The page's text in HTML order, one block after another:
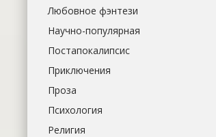
Любовное фэнтези
Научно-популярная
Постапокалипсис
Приключения
Проза
Психология
Религия